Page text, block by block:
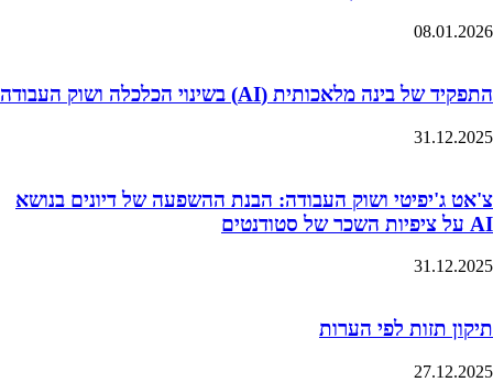
08.01.2026
התפקיד של בינה מלאכותית (AI) בשינוי הכלכלה ושוק העבודה
31.12.2025
צ'אט ג'יפיטי ושוק העבודה: הבנת ההשפעה של דיונים בנושא
AI על ציפיות השכר של סטודנטים
31.12.2025
תיקון תזות לפי הערות
27.12.2025